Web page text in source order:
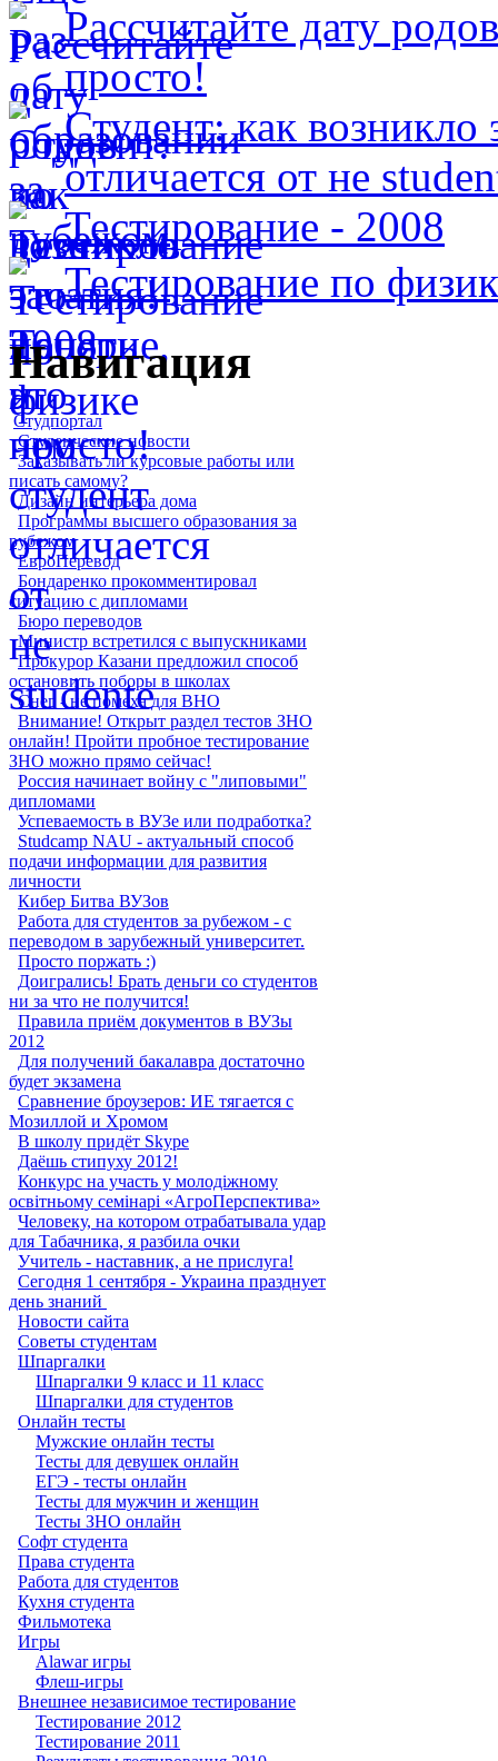
Рассчитайте дату
просто!
Студент: как возникло
отличается от не
Тестирование - 2008
Тестирование по
Навигация
Студпортал
Студенческие новости
Заказывать ли курсовые работы или
писать самому?
Дизайн интерьера дома
Программы высшего образования за
рубежом
ЕвроПеревод
Бондаренко прокомментировал
ситуацию с дипломами
Бюро переводов
Министр встретился с выпускниками
Прокурор Казани предложил способ
остановить поборы в школах
Снег - не помеха для ВНО
Внимание! Открыт раздел тестов ЗНО
онлайн! Пройти пробное тестирование
ЗНО можно прямо сейчас!
Россия начинает войну с "липовыми"
дипломами
Успеваемость в ВУЗе или подработка?
Studcamp NAU - актуальный способ
подачи информации для развития
личности
Кибер Битва ВУЗов
Работа для студентов за рубежом - с
переводом в зарубежный университет.
Просто поржать :)
Доигрались! Брать деньги со студентов
ни за что не получится!
Правила приём документов в ВУЗы
2012
Для получений бакалавра достаточно
будет экзамена
Сравнение броузеров: ИЕ тягается с
Мозиллой и Хромом
В школу придёт Skype
Даёшь стипуху 2012!
Конкурс на участь у молодіжному
освітньому семінарі «АгроПерспектива»
Человеку, на котором отрабатывала удар
для Табачника, я разбила очки
Учитель - наставник, а не прислуга!
Сегодня 1 сентября - Украина празднует
день знаний ‎
Новости сайта
Советы студентам
Шпаргалки
Шпаргалки 9 класс и 11 класс
Шпаргалки для студентов
Онлайн тесты
Мужские онлайн тесты
Тесты для девушек онлайн
ЕГЭ - тесты онлайн
Тесты для мужчин и женщин
Тесты ЗНО онлайн
Софт студента
Права студента
Работа для студентов
Кухня студента
Фильмотека
Игры
Alawar игры
Флеш-игры
Внешнее независимое тестирование
Тестирование 2012
Тестирование 2011